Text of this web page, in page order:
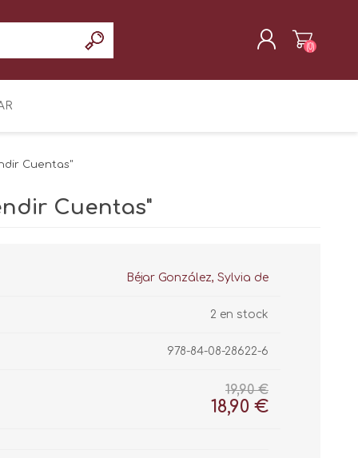
(0)
Cuentas"
Cuentas"
Béjar González, Sylvia de
2 en stock
978-84-08-28622-6
19,90 €
18,90 €